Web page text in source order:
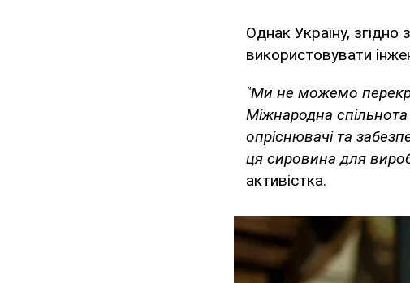
Однак Україну,
використовувати
"Ми не можемо
Міжнародна
опріснювачі та
ця сировина для
активістка.